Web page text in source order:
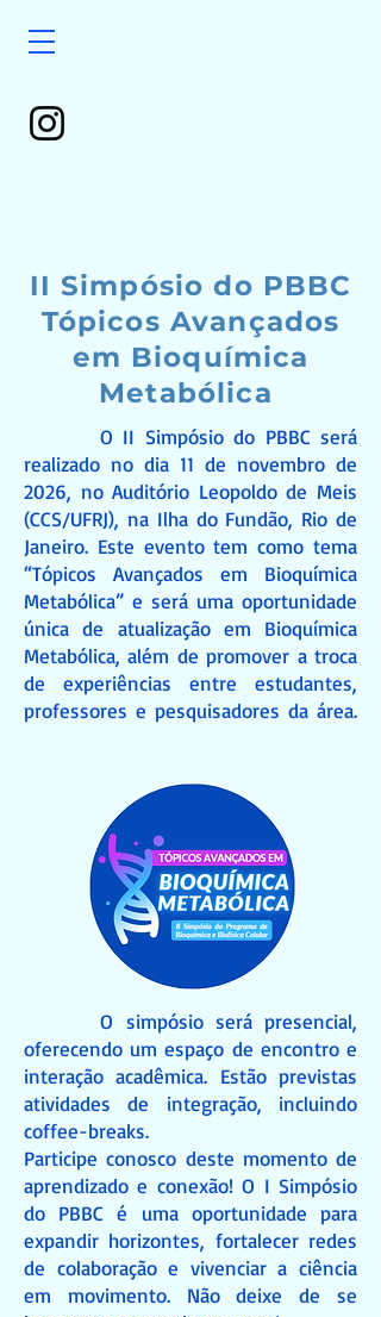
II Simpósio do PBBC
Tópicos Avançados
em Bioquímica
Metabólica
O II Simpósio do PBBC será
realizado no dia 11 de novembro de
2026, no Auditório Leopoldo de Meis
(CCS/UFRJ), na Ilha do Fundão, Rio de
Janeiro. Este evento tem como tema
“Tópicos Avançados em Bioquímica
Metabólica” e será uma oportunidade
única de atualização em Bioquímica
Metabólica, além de promover a troca
de experiências entre estudantes,
professores e pesquisadores da área.
O simpósio será presencial,
oferecendo um espaço de encontro e
interação acadêmica. Estão previstas
atividades de integração, incluindo
coffee-breaks.
Participe conosco deste momento de
aprendizado e conexão! O I Simpósio
do PBBC é uma oportunidade para
expandir horizontes, fortalecer redes
de colaboração e vivenciar a ciência
em movimento. Não deixe de se